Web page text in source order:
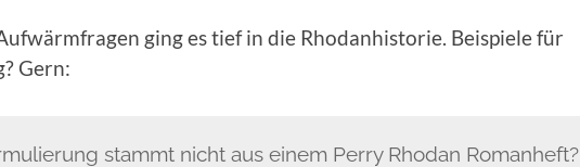
ging es tief in die Rhodanhistorie. Beispiele für
Gern:
stammt nicht aus einem Perry Rhodan Romanheft?